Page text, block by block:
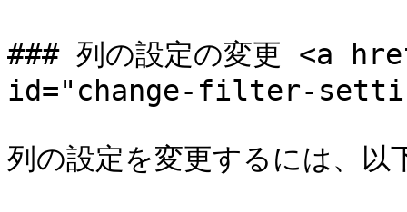
### 列の設定の変更 <a
id="change-filter-
列の設定を変更するには、以